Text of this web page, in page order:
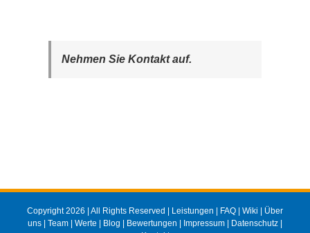
Nehmen Sie Kontakt auf.
Copyright 2026 | All Rights Reserved | Leistungen | FAQ | Wiki | Über
uns | Team | Werte | Blog | Bewertungen | Impressum | Datenschutz |